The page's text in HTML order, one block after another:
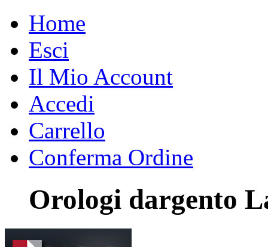
Home
Esci
Il Mio Account
Accedi
Carrello
Conferma Ordine
Orologi dargento